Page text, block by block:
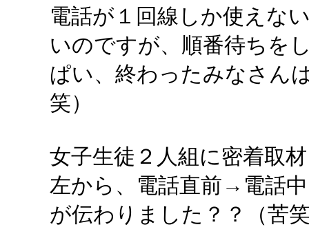
電話が１回線しか使えな
いのですが、順番待ちを
ぱい、終わったみなさん
笑）
女子生徒２人組に密着取
左から、電話直前→電話
が伝わりました？？（苦